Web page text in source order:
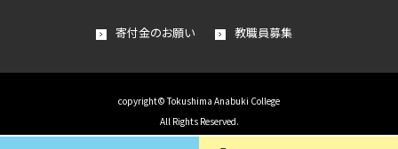
寄付金のお願い 教職員募集
copyright© Tokushima Anabuki College
All Rights Reserved.